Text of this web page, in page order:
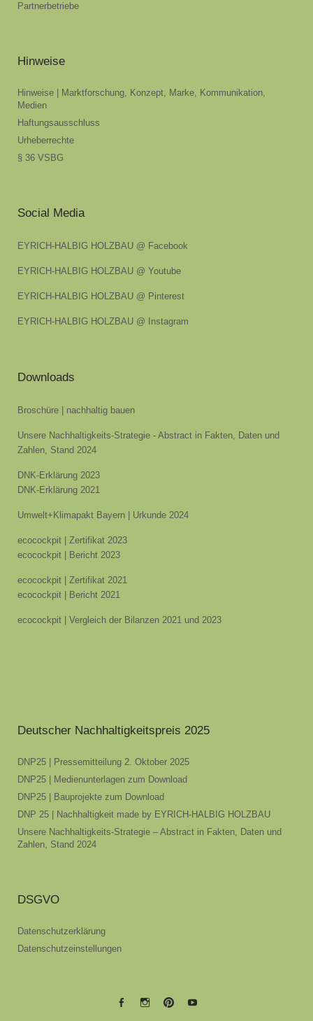
Partnerbetriebe
Hinweise
Hinweise | Marktforschung, Konzept, Marke, Kommunikation,
Medien
Haftungsausschluss
Urheberrechte
§ 36 VSBG
Social Media
EYRICH-HALBIG HOLZBAU @ Facebook
EYRICH-HALBIG HOLZBAU @ Youtube
EYRICH-HALBIG HOLZBAU @ Pinterest
EYRICH-HALBIG HOLZBAU @ Instagram
Downloads
Broschüre | nachhaltig bauen
Unsere Nachhaltigkeits-Strategie - Abstract in Fakten, Daten und
Zahlen, Stand 2024
DNK-Erklärung 2023
DNK-Erklärung 2021
Umwelt+Klimapakt Bayern | Urkunde 2024
ecocockpit | Zertifikat 2023
ecocockpit | Bericht 2023
ecocockpit | Zertifikat 2021
ecocockpit | Bericht 2021
ecocockpit | Vergleich der Bilanzen 2021 und 2023
Deutscher Nachhaltigkeitspreis 2025
DNP25 | Pressemitteilung 2. Oktober 2025
DNP25 | Medienunterlagen zum Download
DNP25 | Bauprojekte zum Download
DNP 25 | Nachhaltigkeit made by EYRICH-HALBIG HOLZBAU
Unsere Nachhaltigkeits-Strategie – Abstract in Fakten, Daten und
Zahlen, Stand 2024
DSGVO
Datenschutzerklärung
Datenschutzeinstellungen